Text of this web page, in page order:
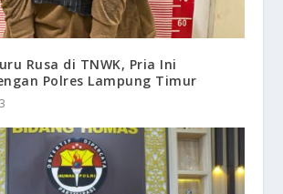
Rusa di TNWK, Pria Ini
Polres Lampung Timur